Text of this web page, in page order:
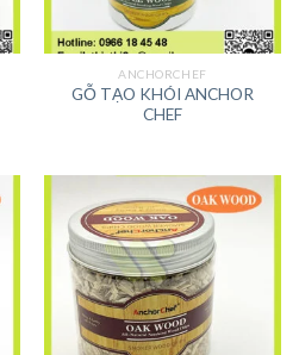
ANCHORCHEF
GỖ TẠO KHÓI ANCHOR
CHEF